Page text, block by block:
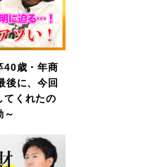
40歳・年商
後に、今回
てくれたの
～